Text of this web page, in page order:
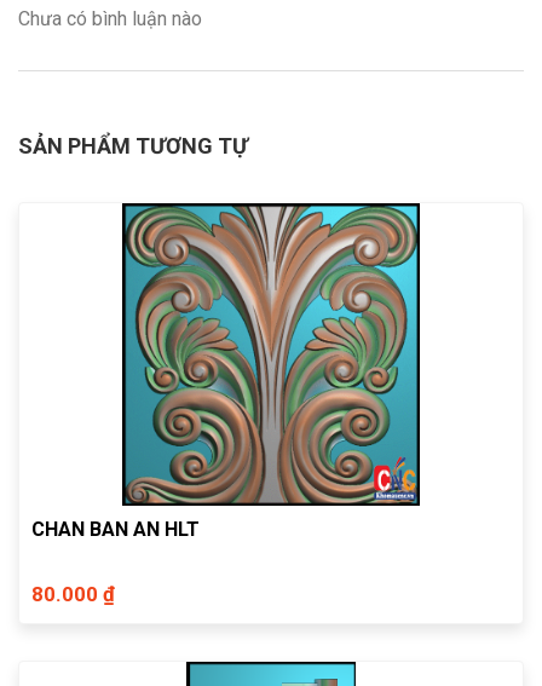
Chưa có bình luận nào
SẢN PHẨM TƯƠNG TỰ
CHAN BAN AN HLT
80.000 ₫